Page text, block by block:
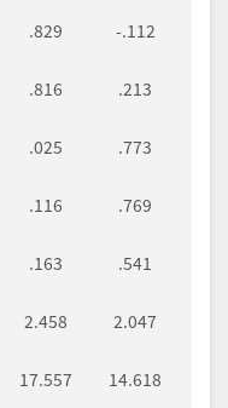
.829
-.112
.816
.213
.025
.773
.116
.769
.163
.541
2.458
2.047
17.557
14.618